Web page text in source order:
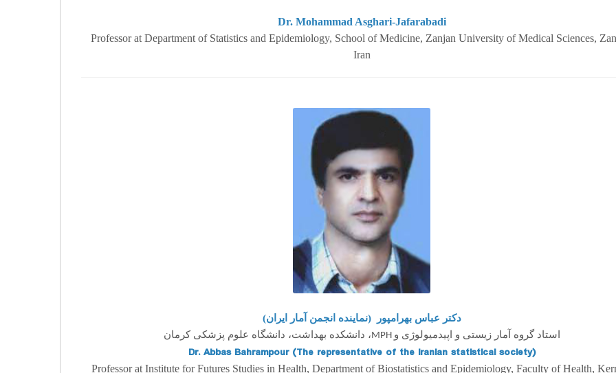
Dr. Mohammad Asghari-Jafarabadi
Professor at Department of Statistics and Epidemiology, School of Medicine, Zanjan University of Medical Sciences,
Iran
دکتر عباس بهرامپور (نماینده انجمن آمار ایران)
استاد گروه آمار زیستی و اپیدمیولوژی و MPH ، دانشکده بهداشت، دانشگاه علوم پزشکی کرمان
Dr. Abbas Bahrampour (The representative of the Iranian statistical society)
Professor at Institute for Futures Studies in Health, Department of Biostatistics and Epidemiology, Faculty of Health,